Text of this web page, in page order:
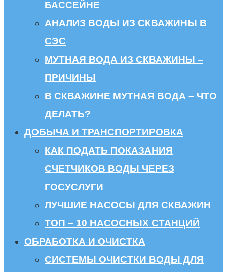
БАССЕЙНЕ
АНАЛИЗ ВОДЫ ИЗ СКВАЖИНЫ В
СЭС
МУТНАЯ ВОДА ИЗ СКВАЖИНЫ –
ПРИЧИНЫ
В СКВАЖИНЕ МУТНАЯ ВОДА – ЧТО
ДЕЛАТЬ?
ДОБЫЧА И ТРАНСПОРТИРОВКА
КАК ПОДАТЬ ПОКАЗАНИЯ
СЧЕТЧИКОВ ВОДЫ ЧЕРЕЗ
ГОСУСЛУГИ
ЛУЧШИЕ НАСОСЫ ДЛЯ СКВАЖИН
ТОП – 10 НАСОСНЫХ СТАНЦИЙ
ОБРАБОТКА И ОЧИСТКА
СИСТЕМЫ ОЧИСТКИ ВОДЫ ДЛЯ